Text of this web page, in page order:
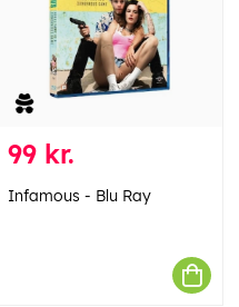
99 kr.
Infamous - Blu Ray